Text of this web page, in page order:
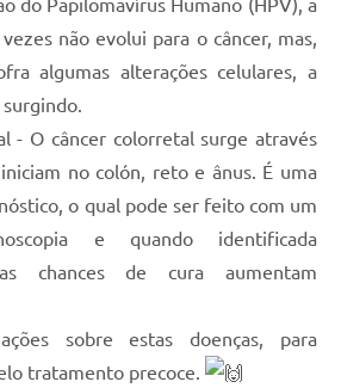
do Papilomavírus Humano (HPV), a
não evolui para o câncer, mas,
algumas alterações celulares, a
- O câncer colorretal surge através
no colón, reto e ânus. É uma
o qual pode ser feito com um
e quando identificada
chances de cura aumentam
sobre estas doenças, para
tratamento precoce.